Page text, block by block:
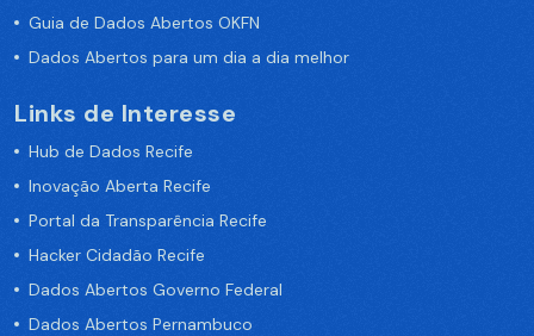
Guia de Dados Abertos OKFN
Dados Abertos para um dia a dia melhor
Links de Interesse
Hub de Dados Recife
Inovação Aberta Recife
Portal da Transparência Recife
Hacker Cidadão Recife
Dados Abertos Governo Federal
Dados Abertos Pernambuco